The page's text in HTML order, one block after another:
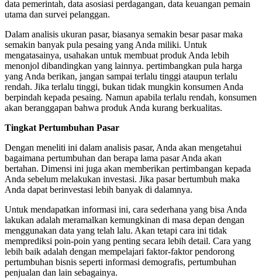
data pemerintah, data asosiasi perdagangan, data keuangan pemain
utama dan survei pelanggan.
Dalam analisis ukuran pasar, biasanya semakin besar pasar maka
semakin banyak pula pesaing yang Anda miliki. Untuk
mengatasainya, usahakan untuk membuat produk Anda lebih
menonjol dibandingkan yang lainnya. pertimbangkan pula harga
yang Anda berikan, jangan sampai terlalu tinggi ataupun terlalu
rendah. Jika terlalu tinggi, bukan tidak mungkin konsumen Anda
berpindah kepada pesaing. Namun apabila terlalu rendah, konsumen
akan beranggapan bahwa produk Anda kurang berkualitas.
Tingkat Pertumbuhan Pasar
Dengan meneliti ini dalam analisis pasar, Anda akan mengetahui
bagaimana pertumbuhan dan berapa lama pasar Anda akan
bertahan. Dimensi ini juga akan memberikan pertimbangan kepada
Anda sebelum melakukan investasi. Jika pasar bertumbuh maka
Anda dapat berinvestasi lebih banyak di dalamnya.
Untuk mendapatkan informasi ini, cara sederhana yang bisa Anda
lakukan adalah meramalkan kemungkinan di masa depan dengan
menggunakan data yang telah lalu. Akan tetapi cara ini tidak
memprediksi poin-poin yang penting secara lebih detail. Cara yang
lebih baik adalah dengan mempelajari faktor-faktor pendorong
pertumbuhan bisnis seperti informasi demografis, pertumbuhan
penjualan dan lain sebagainya.